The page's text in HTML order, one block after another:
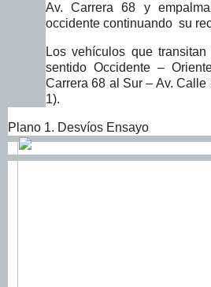
Av. Carrera 68 y
occidente continuando su
Los vehículos que
sentido Occidente –
Carrera 68 al Sur – Av.
1).
Plano 1. Desvíos Ensayo